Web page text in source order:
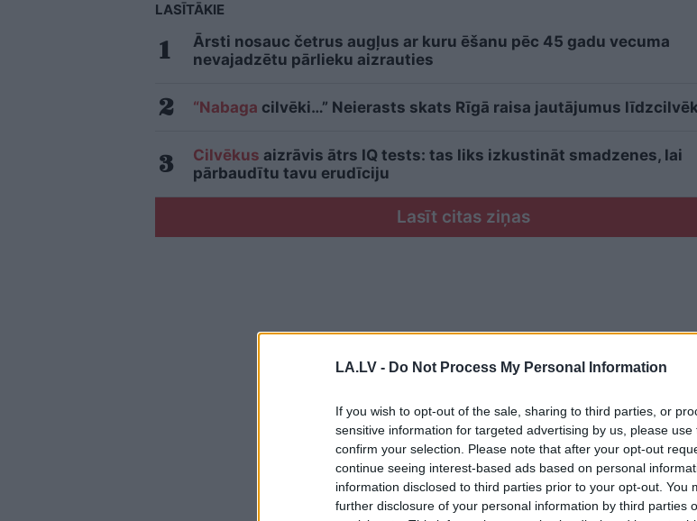
LA.LV - Do Not Process My Personal Information
If you wish to opt-out of the sale, sharing to third parties, or
sensitive information for targeted advertising by us, please
confirm your selection. Please note that after your opt-out
continue seeing interest-based ads based on personal
information disclosed to third parties prior to your opt-out. You
further disclosure of your personal information by third parties
LASĪTĀKIE
Ārsti nosauc četrus augļus ar kuru ēšanu pēc 45 gadu vecuma
nevajadzētu pārlieku aizrauties
“Nabaga cilvēki…” Neierasts skats Rīgā raisa jautājumus
Cilvēkus aizrāvis ātrs IQ tests: tas liks izkustināt smadzenes, lai
pārbaudītu tavu erudīciju
Lasīt citas ziņas